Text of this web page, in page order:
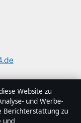
Website zu
und Werbe-
Berichterstattung zu
und